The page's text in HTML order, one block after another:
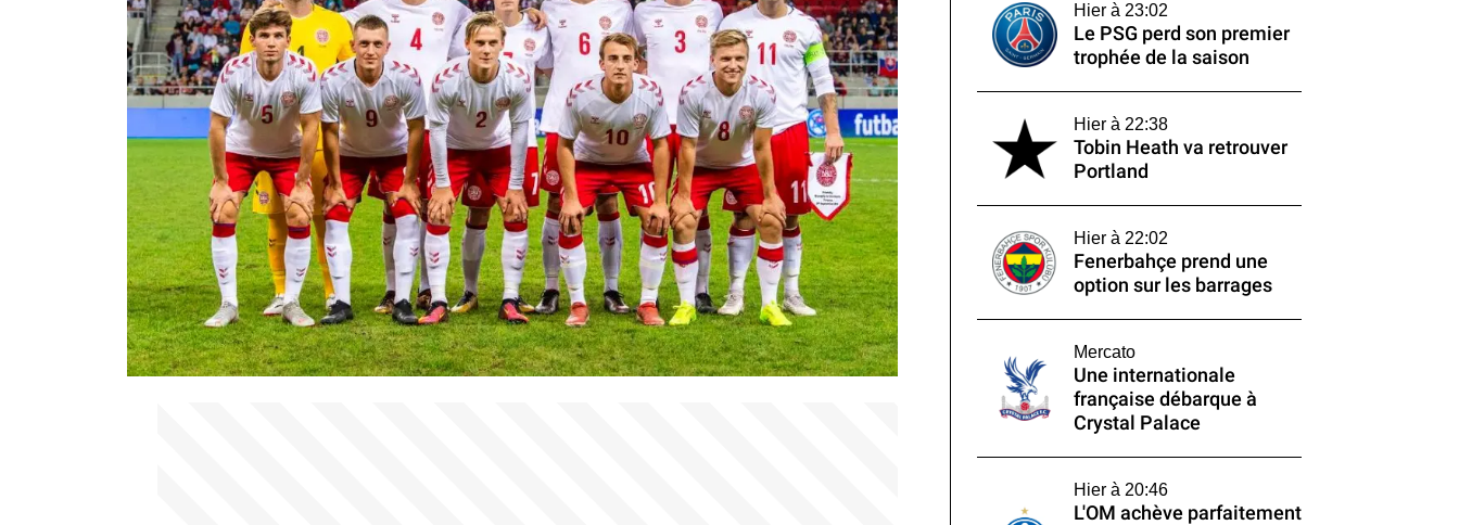
Hier à 23:02
Le PSG perd son premier
trophée de la saison
Hier à 22:38
Tobin Heath va retrouver
Portland
Hier à 22:02
Fenerbahçe prend une
option sur les barrages
Mercato
Une internationale
française débarque à
Crystal Palace
Hier à 20:46
L'OM achève parfaitement